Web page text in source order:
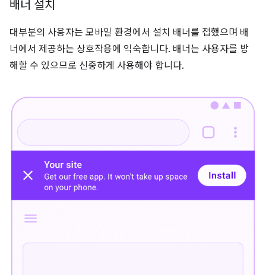
배너 설치
대부분의 사용자는 모바일 환경에서 설치 배너를 접했으며 배
너에서 제공하는 상호작용에 익숙합니다. 배너는 사용자를 방
해할 수 있으므로 신중하게 사용해야 합니다.